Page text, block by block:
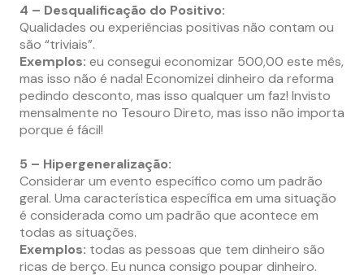
4 – Desqualificação do Positivo:
Qualidades ou experiências positivas não contam ou
são “triviais”.
Exemplos: eu consegui economizar 500,00 este mês,
mas isso não é nada! Economizei dinheiro da reforma
pedindo desconto, mas isso qualquer um faz! Invisto
mensalmente no Tesouro Direto, mas isso não importa
porque é fácil!
5 – Hipergeneralização:
Considerar um evento específico como um padrão
geral. Uma característica específica em uma situação
é considerada como um padrão que acontece em
todas as situações.
Exemplos: todas as pessoas que tem dinheiro são
ricas de berço. Eu nunca consigo poupar dinheiro.